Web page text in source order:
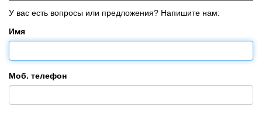
У вас есть вопросы или предложения? Напишите нам:
Имя
Моб. телефон